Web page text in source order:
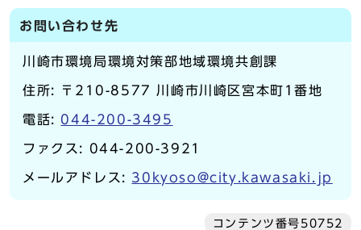
お問い合わせ先
川崎市環境局環境対策部地域環境共創課
住所: 〒210-8577 川崎市川崎区宮本町1番地
電話: 044-200-3495
ファクス: 044-200-3921
メールアドレス: 30kyoso@city.kawasaki.jp
コンテンツ番号50752